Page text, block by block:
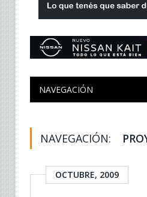
NAVEGACIÓN
NAVEGACIÓN:
OCTUBRE, 2009